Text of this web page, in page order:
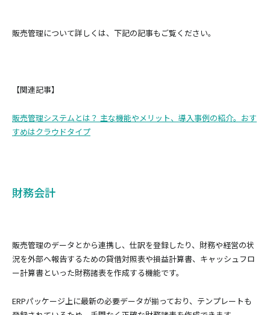
販売管理について詳しくは、下記の記事もご覧ください。
【関連記事】
販売管理システムとは？ 主な機能やメリット、導入事例の紹介。おす
すめはクラウドタイプ
財務会計
販売管理のデータとから連携し、仕訳を登録したり、財務や経営の状
況を外部へ報告するための貸借対照表や損益計算書、キャッシュフロ
ー計算書といった財務諸表を作成する機能です。
ERPパッケージ上に最新の必要データが揃っており、テンプレートも